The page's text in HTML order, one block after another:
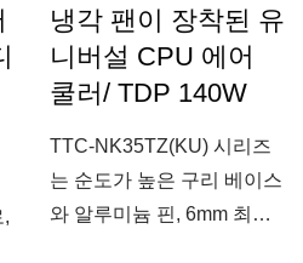
,
냉각 팬이 장착된 유
니버설 CPU 에어
쿨러/ TDP 140W
TTC-NK35TZ(KU) 시리즈
는 순도가 높은 구리 베이스
와 알루미늄 핀, 6mm 최적